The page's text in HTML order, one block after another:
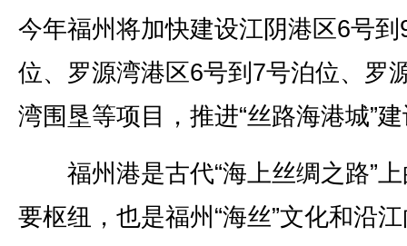
今年福州将加快建设江阴港区6号到
位、罗源湾港区6号到7号泊位、罗
湾围垦等项目，推进“丝路海港城”
福州港是古代“海上丝绸之路”上
要枢纽，也是福州“海丝”文化和沿